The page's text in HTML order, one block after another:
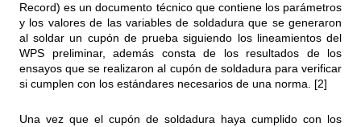
Record) es un documento técnico que contiene los parámetros
y los valores de las variables de soldadura que se generaron
al soldar un cupón de prueba siguiendo los lineamientos del
WPS preliminar, además consta de los resultados de los
ensayos que se realizaron al cupón de soldadura para verificar
si cumplen con los estándares necesarios de una norma. [2]
Una vez que el cupón de soldadura haya cumplido con los